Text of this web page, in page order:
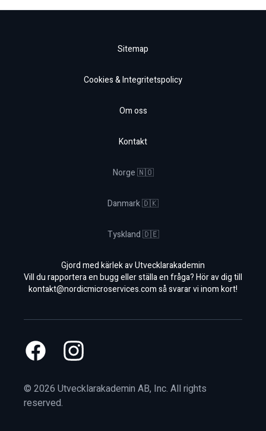
Sitemap
Cookies & Integritetspolicy
Om oss
Kontakt
Norge 🇳🇴
Danmark 🇩🇰
Tyskland 🇩🇪
Gjord med kärlek av Utvecklarakademin
Vill du rapportera en bugg eller ställa en fråga? Hör av dig till
kontakt@nordicmicroservices.comså svarar vi inom kort!
FacebookInstagram
© 2026 Utvecklarakademin AB, Inc. All rights
reserved.